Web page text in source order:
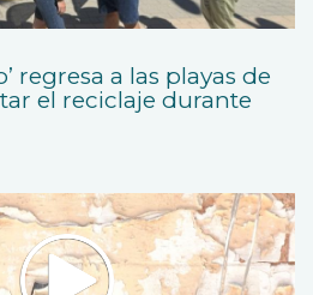
regresa a las playas de
el reciclaje durante